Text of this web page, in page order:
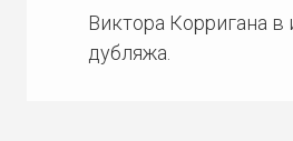
Виктора Корригана в
дубляжа.